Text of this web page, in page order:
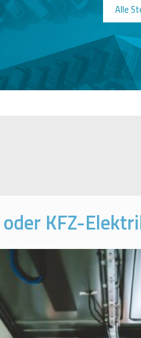
Alle
KFZ-